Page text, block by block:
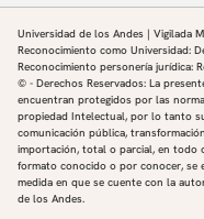
Universidad de los Andes | Vigilada
Reconocimiento como Universidad:
Reconocimiento personería jurídica:
© - Derechos Reservados: La
encuentran protegidos por las
propiedad Intelectual, por lo tanto
comunicación pública,
importación, total o parcial, en todo
formato conocido o por conocer, se
medida en que se cuente con la
de los Andes.